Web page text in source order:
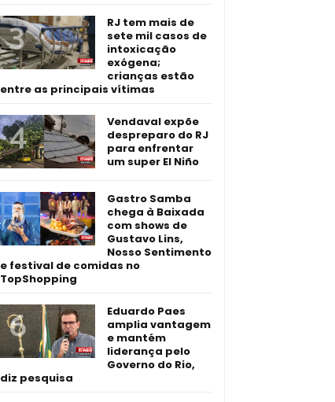
RJ tem mais de
sete mil casos de
intoxicação
exógena;
crianças estão
entre as principais vítimas
Vendaval expõe
despreparo do RJ
para enfrentar
um super El Niño
Gastro Samba
chega à Baixada
com shows de
Gustavo Lins,
Nosso Sentimento
e festival de comidas no
TopShopping
Eduardo Paes
amplia vantagem
e mantém
liderança pelo
Governo do Rio,
diz pesquisa